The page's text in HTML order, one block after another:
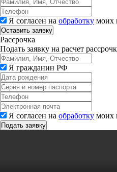
Я согласен на обработку моих
Рассрочка
Подать заявку на расчет
Я гражданин РФ
Я согласен на обработку моих